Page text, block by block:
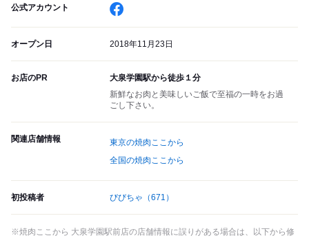
公式アカウント
オープン日 2018年11月23日
お店のPR
大泉学園駅から徒歩１分
新鮮なお肉と美味しいご飯で至福の一時をお過
ごし下さい。
関連店舗情報
東京の焼肉ここから
全国の焼肉ここから
初投稿者 びびちゃ （671）
※焼肉ここから 大泉学園駅前店の店舗情報に誤りがある場合は、以下から修